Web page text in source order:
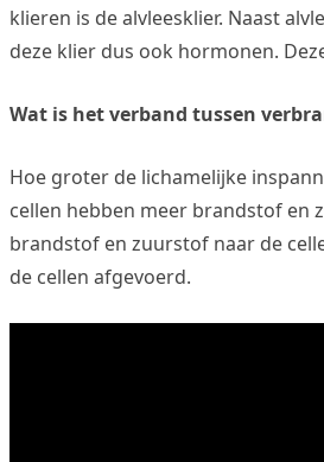
klieren is de alvleesklier. Naast
deze klier dus ook hormonen.
Wat is het verband tussen
Hoe groter de lichamelijke
cellen hebben meer brandstof en
brandstof en zuurstof naar de
de cellen afgevoerd.